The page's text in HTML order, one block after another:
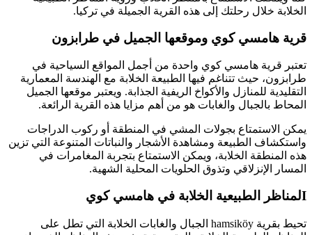
الخلابة خلال رحلتك إلى هذه القرية الجميلة في تركيا.
قرية هامسي كوي وموقعها الجميل في طرابزون
تعتبر قرية هامسي كوي واحدة من أجمل المواقع السياحية في
طرابزون، حيث تتناغم فيها الطبيعة الخلابة مع الهندسة المعمارية
التقليدية للمنازل والأكواخ الريفية الجذابة. ويعتبر موقعها الجميل
المحاط بالجبال والغابات هو من أهم مزايا هذه القرية الرائعة.
يمكن الاستمتاع بجولات المشي في المنطقة أو ركوب الدراجات
واستكشاف الطبيعة ومشاهدة الأشجار والنباتات المتنوعة التي تزين
هذه المنطقة الخلابة، ويمكن الاستمتاع بتجربة المغامرات في
المسار الإنزلاقي وتذوق الحلويات المحلية الشهية.
Iلمناظر الطبيعية الخلابة في هامسي كوي
تحيط بقرية hamsiköy الجبال والغابات الخلابة التي تطل على